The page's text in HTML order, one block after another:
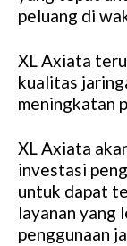
peluang di
XL Axiata
kualitas
meningkatan
XL Axiata
investasi
untuk dapat
layanan yang
penggunaan